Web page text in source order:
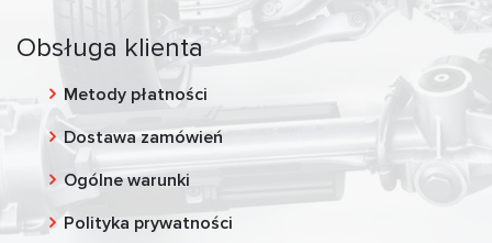
Obsługa klienta
Metody płatności
Dostawa zamówień
Ogólne warunki
Polityka prywatności